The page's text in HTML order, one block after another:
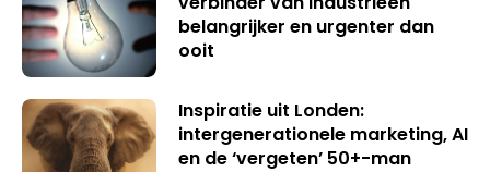
belangrijker en urgenter dan
ooit
Inspiratie uit Londen:
intergenerationele marketing, AI
en de ‘vergeten’ 50+-man